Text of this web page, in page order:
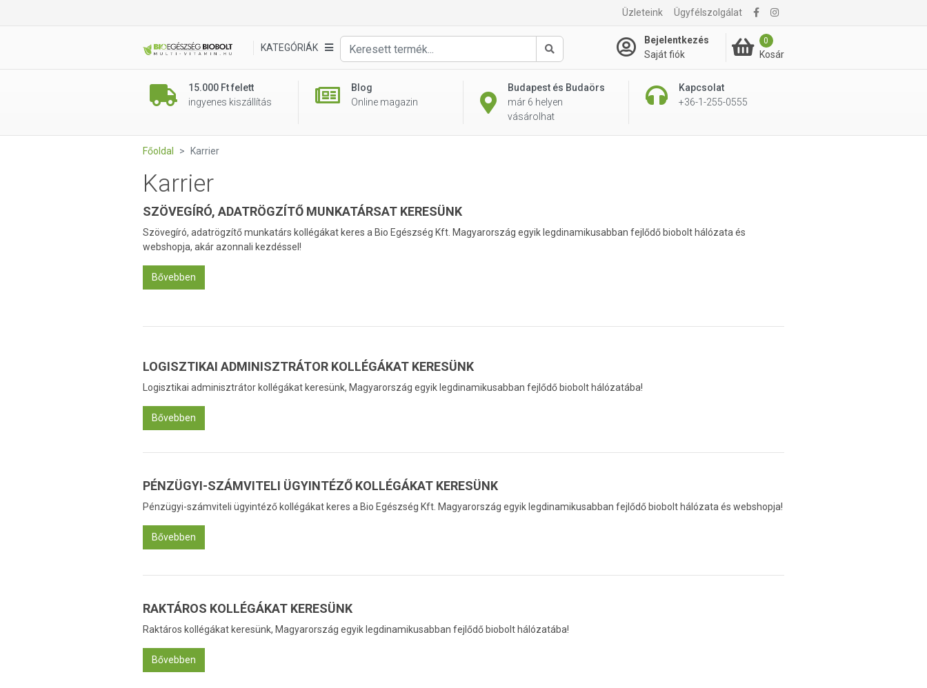
Üzleteink Ügyfélszolgálat
KATEGÓRIÁK
Keresés
Bejelentkezés
Saját fiók
0
Kosár
15.000 Ft felett
ingyenes kiszállítás
Blog
Online magazin
Budapest és Budaörs
már 6 helyen
vásárolhat
Kapcsolat
+36-1-255-0555
Főoldal Karrier
Karrier
SZÖVEGÍRÓ, ADATRÖGZÍTŐ MUNKATÁRSAT KERESÜNK
Szövegíró, adatrögzítő munkatárs kollégákat keres a Bio Egészség Kft. Magyarország egyik legdinamikusabban fejlődő biobolt hálózata és
webshopja, akár azonnali kezdéssel!
Bővebben
LOGISZTIKAI ADMINISZTRÁTOR KOLLÉGÁKAT KERESÜNK
Logisztikai adminisztrátor kollégákat keresünk, Magyarország egyik legdinamikusabban fejlődő biobolt hálózatába!
Bővebben
PÉNZÜGYI-SZÁMVITELI ÜGYINTÉZŐ KOLLÉGÁKAT KERESÜNK
Pénzügyi-számviteli ügyintéző kollégákat keres a Bio Egészség Kft. Magyarország egyik legdinamikusabban fejlődő biobolt hálózata és webshopja!
Bővebben
RAKTÁROS KOLLÉGÁKAT KERESÜNK
Raktáros kollégákat keresünk, Magyarország egyik legdinamikusabban fejlődő biobolt hálózatába!
Bővebben